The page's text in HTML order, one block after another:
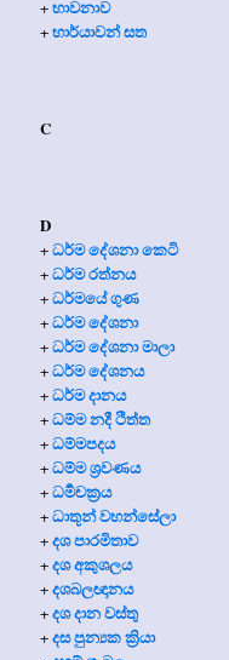
+භාවනාව
+භාර්යාවන් සත
C
D
+ධර්ම දේශනා කෙටි
+ධර්ම රත්නය
+ධර්මයේ ගුණ
+ධර්ම දේශනා
+ධර්ම දේශනා මාලා
+ධර්ම දේශනය
+ධර්ම දානය
+ධම්ම නදී ථිත්ත
+ධම්මපදය
+ධම්ම ශ්‍රවණය
+ධර්‍මචක්‍රය
+ධාතූන් වහන්සේලා
+දශ පාරමිතාව
+දශ අකුශලය
+දශබලඥානය
+දශ දාන වස්තු
+දස පුන්‍යක ක්‍රියා